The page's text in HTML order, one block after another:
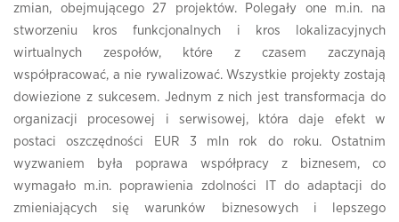
zmian, obejmującego 27 projektów. Polegały one m.in. na
stworzeniu kros funkcjonalnych i kros lokalizacyjnych
wirtualnych zespołów, które z czasem zaczynają
współpracować, a nie rywalizować. Wszystkie projekty zostają
dowiezione z sukcesem. Jednym z nich jest transformacja do
organizacji procesowej i serwisowej, która daje efekt w
postaci oszczędności EUR 3 mln rok do roku. Ostatnim
wyzwaniem była poprawa współpracy z biznesem, co
wymagało m.in. poprawienia zdolności IT do adaptacji do
zmieniających się warunków biznesowych i lepszego